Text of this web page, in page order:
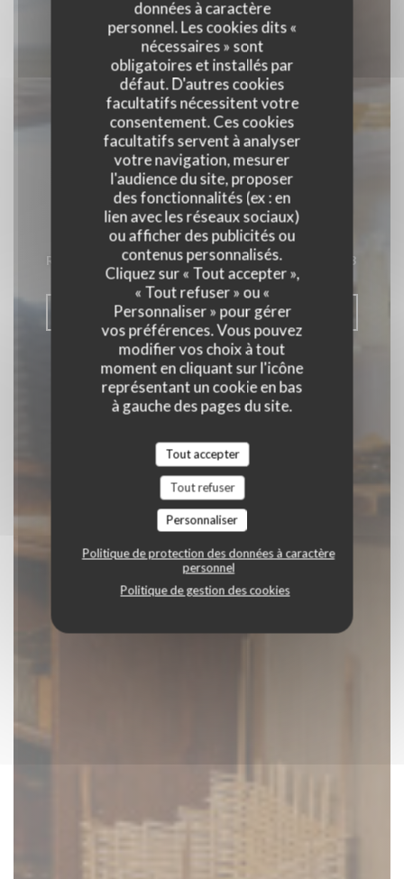
données à caractère
personnel. Les cookies dits «
nécessaires » sont
obligatoires et installés par
défaut. D'autres cookies
facultatifs nécessitent votre
consentement. Ces cookies
facultatifs servent à analyser
votre navigation, mesurer
l'audience du site, proposer
des fonctionnalités (ex : en
lien avec les réseaux sociaux)
ou afficher des publicités ou
contenus personnalisés.
Cliquez sur « Tout accepter »,
« Tout refuser » ou «
Personnaliser » pour gérer
vos préférences. Vous pouvez
modifier vos choix à tout
moment en cliquant sur l'icône
représentant un cookie en bas
à gauche des pages du site.
Tout accepter
Tout refuser
Personnaliser
Politique de protection des données à caractère
personnel
Politique de gestion des cookies
Robert et Louise
RESTAURANT TRADITIONNEL PARIS 3
RÉSERVER